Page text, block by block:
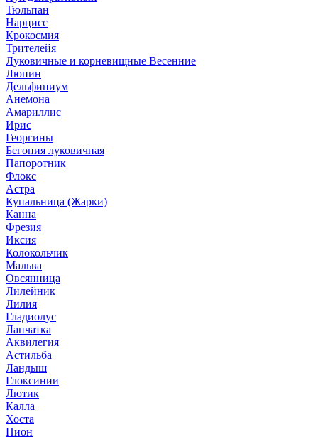
Тюльпан
Нарцисс
Крокосмия
Трителейя
Луковичные и корневищные Весенние
Люпин
Дельфиниум
Анемона
Амариллис
Ирис
Георгины
Бегония луковичная
Папоротник
Флокс
Астра
Купальница (Жарки)
Канна
Фрезия
Иксия
Колокольчик
Мальва
Овсянница
Лилейник
Лилия
Гладиолус
Лапчатка
Аквилегия
Астильба
Ландыш
Глоксинии
Лютик
Калла
Хоста
Пион